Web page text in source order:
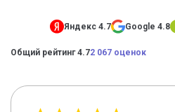
Яндекс 4.7 Google 4.8
Общий рейтинг 4.72 067 оценок